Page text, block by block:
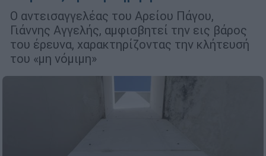
Ο αντεισαγγελέας του Αρείου Πάγου,
Γιάννης Αγγελής, αµφισβητεί την εις βάρος
του έρευνα, χαρακτηρίζοντας την κλήτευσή
του «µη νόµιµη»